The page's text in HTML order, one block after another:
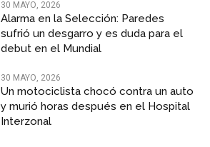
30 MAYO, 2026
Alarma en la Selección: Paredes
sufrió un desgarro y es duda para el
debut en el Mundial
30 MAYO, 2026
Un motociclista chocó contra un auto
y murió horas después en el Hospital
Interzonal